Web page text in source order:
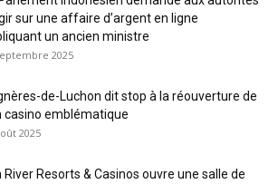
sur une affaire d’argent en ligne
un ancien ministre
2025
de-Luchon dit stop à la réouverture de
casino emblématique
2025
River Resorts & Casinos ouvre une salle de